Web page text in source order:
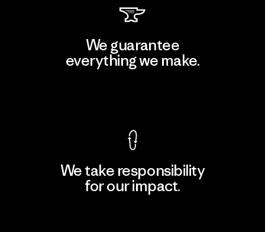
We guarantee
everything we make.
We take responsibility
for our impact.